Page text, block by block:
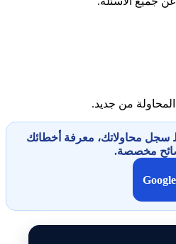
من جديد.
محاولاتك، معرفة أخطائك
مخصصة.